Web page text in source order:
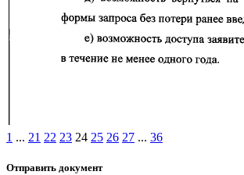
1 ... 21 22 23 24 25 26 27 ... 36
Отправить документ